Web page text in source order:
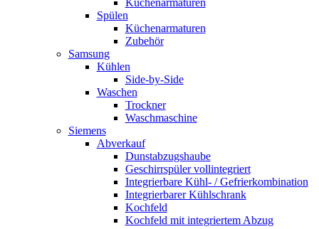
Küchenarmaturen
Spülen
Küchenarmaturen
Zubehör
Samsung
Kühlen
Side-by-Side
Waschen
Trockner
Waschmaschine
Siemens
Abverkauf
Dunstabzugshaube
Geschirrspüler vollintegriert
Integrierbare Kühl- / Gefrierkombination
Integrierbarer Kühlschrank
Kochfeld
Kochfeld mit integriertem Abzug